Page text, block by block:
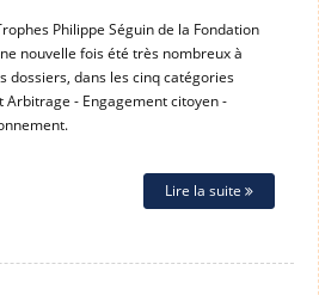
Philippe Séguin de la Fondation
nouvelle fois été très nombreux à
dossiers, dans les cinq catégories
Arbitrage - Engagement citoyen -
Lire la suite